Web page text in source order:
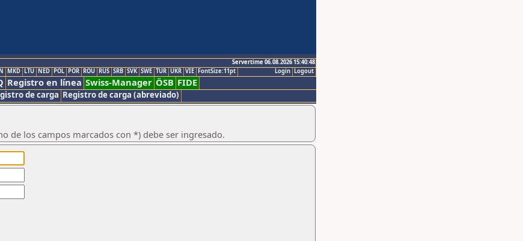
Servertime 06.08.2026 15:40:48
Logout
Login
MKD LTU NED POL POR ROU RUS SRB SVK SWE TUR UKR VIE FontSize:11pt
Registro en línea Swiss-Manager ÖSB FIDE
de carga Registro de carga (abreviado)
de los campos marcados con *) debe ser ingresado.